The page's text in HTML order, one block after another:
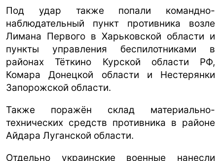
Под удар также попали командно-
наблюдательный пункт противника возле
Лимана Первого в Харьковской области и
пункты управления беспилотниками в
районах Тёткино Курской области РФ,
Комара Донецкой области и Нестерянки
Запорожской области.
Также поражён склад материально-
технических средств противника в районе
Айдара Луганской области.
Отдельно украинские военные нанесли